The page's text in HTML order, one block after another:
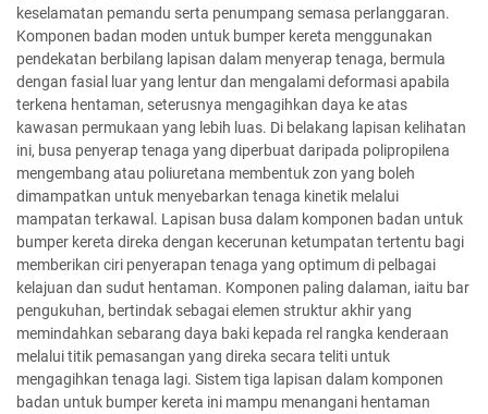
keselamatan pemandu serta penumpang semasa perlanggaran.
Komponen badan moden untuk bumper kereta menggunakan
pendekatan berbilang lapisan dalam menyerap tenaga, bermula
dengan fasial luar yang lentur dan mengalami deformasi apabila
terkena hentaman, seterusnya mengagihkan daya ke atas
kawasan permukaan yang lebih luas. Di belakang lapisan kelihatan
ini, busa penyerap tenaga yang diperbuat daripada polipropilena
mengembang atau poliuretana membentuk zon yang boleh
dimampatkan untuk menyebarkan tenaga kinetik melalui
mampatan terkawal. Lapisan busa dalam komponen badan untuk
bumper kereta direka dengan kecerunan ketumpatan tertentu bagi
memberikan ciri penyerapan tenaga yang optimum di pelbagai
kelajuan dan sudut hentaman. Komponen paling dalaman, iaitu bar
pengukuhan, bertindak sebagai elemen struktur akhir yang
memindahkan sebarang daya baki kepada rel rangka kenderaan
melalui titik pemasangan yang direka secara teliti untuk
mengagihkan tenaga lagi. Sistem tiga lapisan dalam komponen
badan untuk bumper kereta ini mampu menangani hentaman